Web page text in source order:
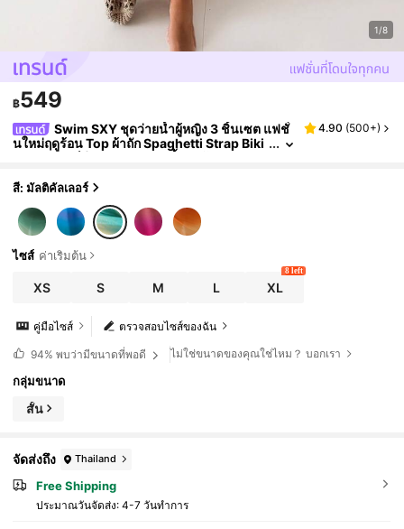
1/8
฿549
Swim SXY ชุดว่ายน้ำผู้หญิง 3 ชิ้นเซต แฟชั่
นใหม่ฤดูร้อน Top ผ้าถัก Spaghetti Strap Biki
4.90 (500+)
สี: มัลติคัลเลอร์
ไซส์ ค่าเริ่มต้น
XS S M L XL
8 left
ตรวจสอบไซส์ของฉัน
คู่มือไซส์
94% พบว่ามีขนาดที่พอดี ไม่ใช่ขนาดของคุณใช่ไหม？ บอกเรา
กลุ่มขนาด
สั้น
จัดส่งถึง Thailand
Free Shipping
ประมาณวันจัดส่ง: 4-7 วันทำการ